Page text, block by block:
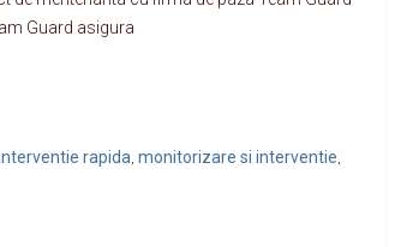
Guard asigura
rapida, monitorizare si interventie,